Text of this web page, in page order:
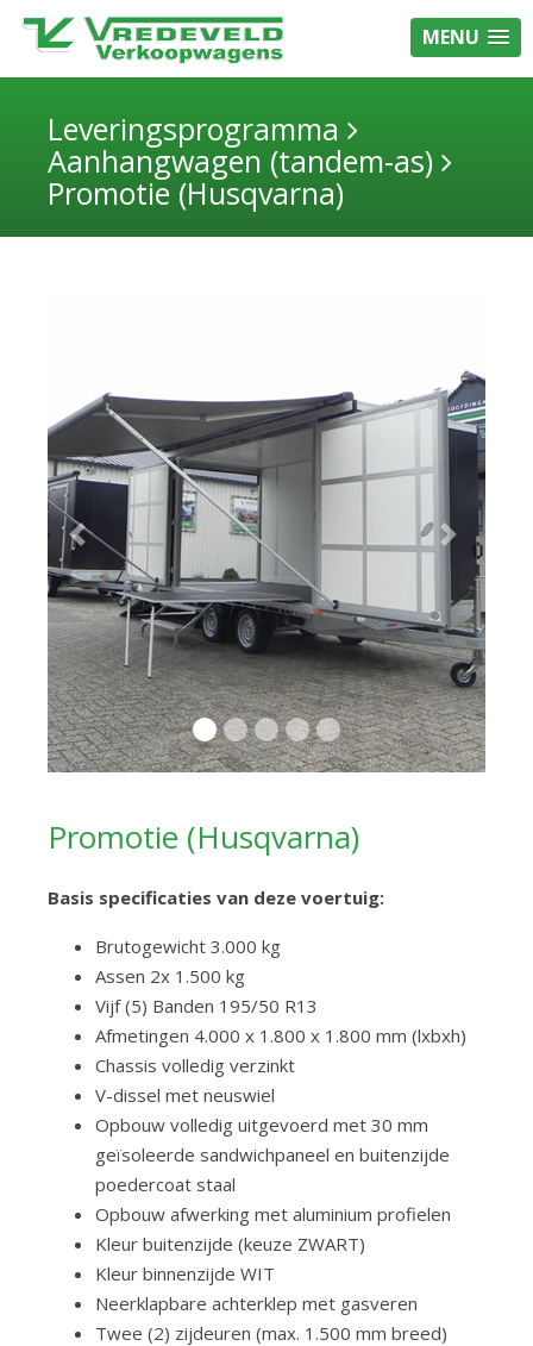
MENU
Leveringsprogramma
Aanhangwagen (tandem-as)
Promotie (Husqvarna)
Previous Next
Promotie (Husqvarna)
Basis specificaties van deze voertuig:
Brutogewicht 3.000 kg
Assen 2x 1.500 kg
Vijf (5) Banden 195/50 R13
Afmetingen 4.000 x 1.800 x 1.800 mm (lxbxh)
Chassis volledig verzinkt
V-dissel met neuswiel
Opbouw volledig uitgevoerd met 30 mm
geïsoleerde sandwichpaneel en buitenzijde
poedercoat staal
Opbouw afwerking met aluminium profielen
Kleur buitenzijde (keuze ZWART)
Kleur binnenzijde WIT
Neerklapbare achterklep met gasveren
Twee (2) zijdeuren (max. 1.500 mm breed)